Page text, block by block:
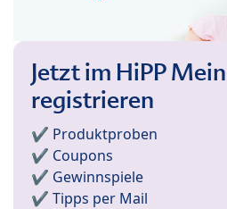
Jetzt im HiPP
registrieren
✔️ Produktproben
✔️ Coupons
✔️ Gewinnspiele
✔️ Tipps per Mail